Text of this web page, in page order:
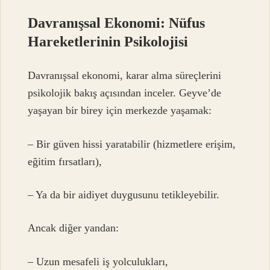
Davranışsal Ekonomi: Nüfus
Hareketlerinin Psikolojisi
Davranışsal ekonomi, karar alma süreçlerini
psikolojik bakış açısından inceler. Geyve’de
yaşayan bir birey için merkezde yaşamak:
– Bir güven hissi yaratabilir (hizmetlere erişim,
eğitim fırsatları),
– Ya da bir aidiyet duygusunu tetikleyebilir.
Ancak diğer yandan:
– Uzun mesafeli iş yolculukları,